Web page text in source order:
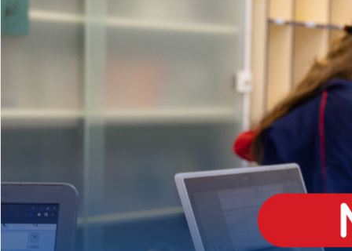
EDUCAÇÃO INFANTIL
Inglês todos os dias
MÉDIO
igh School
Dupla Diplomação